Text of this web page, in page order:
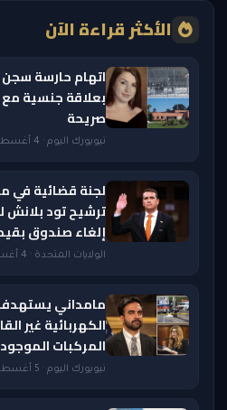
الأكثر قراءة الآن
اتهام حارسة
بعلاقة جنسية مع
صريحة
نيويورك اليوم · 4 أغسطس 2026 — 8:20 AM
لجنة قضائية في
ترشيح تود بلانش
إلغاء صندوق بقيمة 1.776 مليار
الولايات المتحدة · 4 أغسطس 2026 — 11:20 AM
مامداني يستهدف
الكهربائية غير
المركبات
نيويورك اليوم · 5 أغسطس 2026 — 6:50 PM